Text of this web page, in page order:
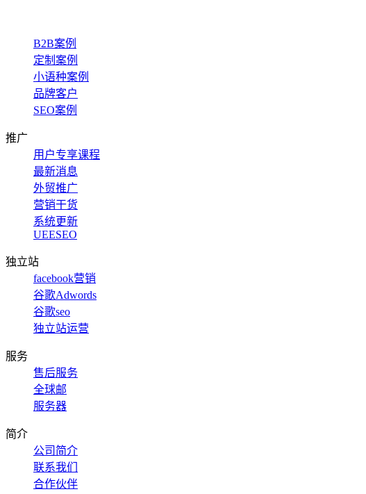
B2B案例
定制案例
小语种案例
品牌客户
SEO案例
推广
用户专享课程
最新消息
外贸推广
营销干货
系统更新
UEESEO
独立站
facebook营销
谷歌Adwords
谷歌seo
独立站运营
服务
售后服务
全球邮
服务器
简介
公司简介
联系我们
合作伙伴